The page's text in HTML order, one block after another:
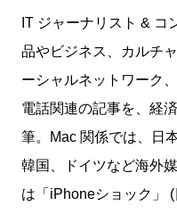
IT ジャーナリスト & コ
品やビジネス、カルチ
ーシャルネットワーク
電話関連の記事を、経
筆。Mac 関係では、日
韓国、ドイツなど海外
は「iPhoneショック」